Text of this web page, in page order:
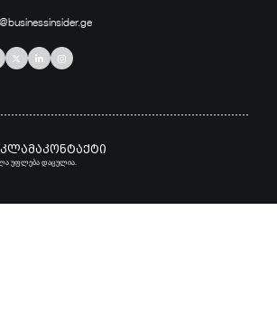
კონტაქტი
უფლება დაცულია.